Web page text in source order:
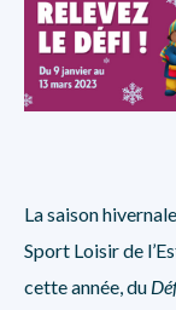
La saison
Sport Loisir de
cette année, du